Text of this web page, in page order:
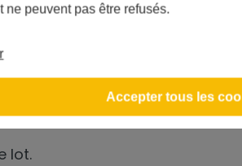
il s'use et est à changer
NW50/62/75
et NW800.
lot.
peuvent pas être refusés.
Accepter tous les